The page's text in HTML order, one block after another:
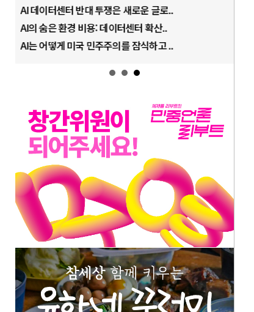
AI 데이터센터 반대 투쟁은 새로운 글로..
AI의 숨은 환경 비용: 데이터센터 확산..
AI는 어떻게 미국 민주주의를 잠식하고 ..